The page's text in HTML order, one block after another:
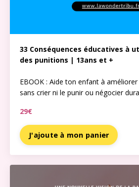
33 Conséquences éducatives à
des punitions | 13ans et +
EBOOK : Aide ton enfant à
sans crier ni le punir ou négocier
29€
J'ajoute à mon panier